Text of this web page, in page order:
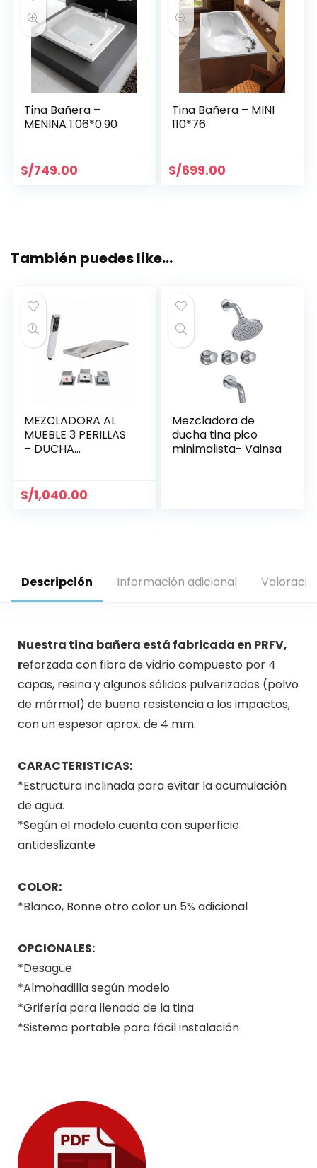
Tina Bañera –
MENINA 1.06*0.90
S/749.00
Tina Bañera – MINI
110*76
S/699.00
También puedes like…
MEZCLADORA AL
MUEBLE 3 PERILLAS
– DUCHA
MINIMALISTA
S/1,040.00
Mezcladora de
ducha tina pico
minimalista- Vainsa
Descripción Información adicional
Nuestra tina bañera está fabricada en PRFV,
reforzada con fibra de vidrio compuesto por 4
capas, resina y algunos sólidos pulverizados (polvo
de mármol) de buena resistencia a los impactos,
con un espesor aprox. de 4 mm.
CARACTERISTICAS:
*Estructura inclinada para evitar la acumulación
de agua.
*Según el modelo cuenta con superficie
antideslizante
COLOR:
*Blanco, Bonne otro color un 5% adicional
OPCIONALES:
*Desagüe
*Almohadilla según modelo
*Grifería para llenado de la tina
*Sistema portable para fácil instalación